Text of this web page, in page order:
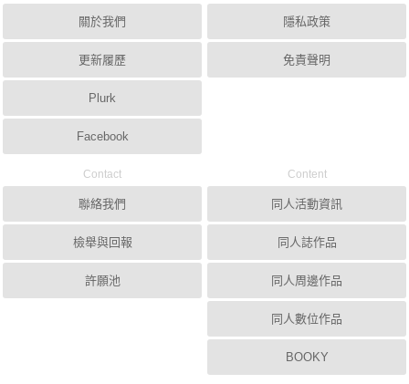
關於我們
更新履歷
Plurk
Facebook
隱私政策
免責聲明
Contact
聯絡我們
檢舉與回報
許願池
Content
同人活動資訊
同人誌作品
同人周邊作品
同人數位作品
BOOKY